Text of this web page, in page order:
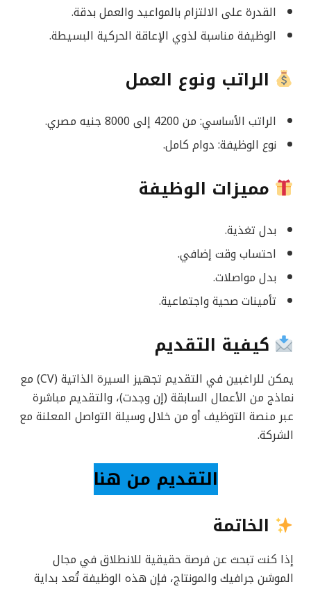
القدرة على الالتزام بالمواعيد والعمل بدقة.
الوظيفة مناسبة لذوي الإعاقة الحركية البسيطة.
الراتب ونوع العمل
الراتب الأساسي: من 4200 إلى 8000 جنيه مصري.
نوع الوظيفة: دوام كامل.
مميزات الوظيفة
بدل تغذية.
احتساب وقت إضافي.
بدل مواصلات.
تأمينات صحية واجتماعية.
كيفية التقديم
يمكن للراغبين في التقديم تجهيز السيرة الذاتية (CV) مع
نماذج من الأعمال السابقة (إن وجدت)، والتقديم مباشرة
عبر منصة التوظيف أو من خلال وسيلة التواصل المعلنة مع
الشركة.
التقديم من هنا
الخاتمة
إذا كنت تبحث عن فرصة حقيقية للانطلاق في مجال
الموشن جرافيك والمونتاج، فإن هذه الوظيفة تُعد بداية